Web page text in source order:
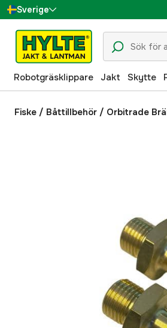
Sverige
Danmark
Suomi
Norge
Deutschland
Robotgräsklippare Jakt Skytte
Fiske / Båttillbehör / Orbitrade